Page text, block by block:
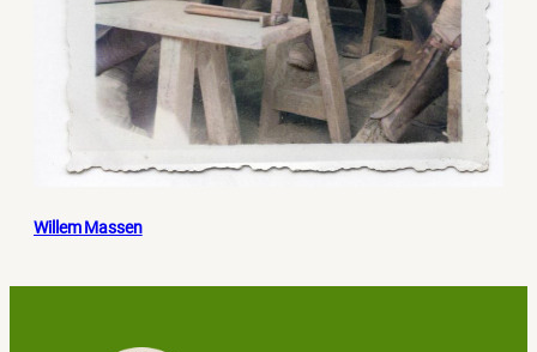
Willem Massen